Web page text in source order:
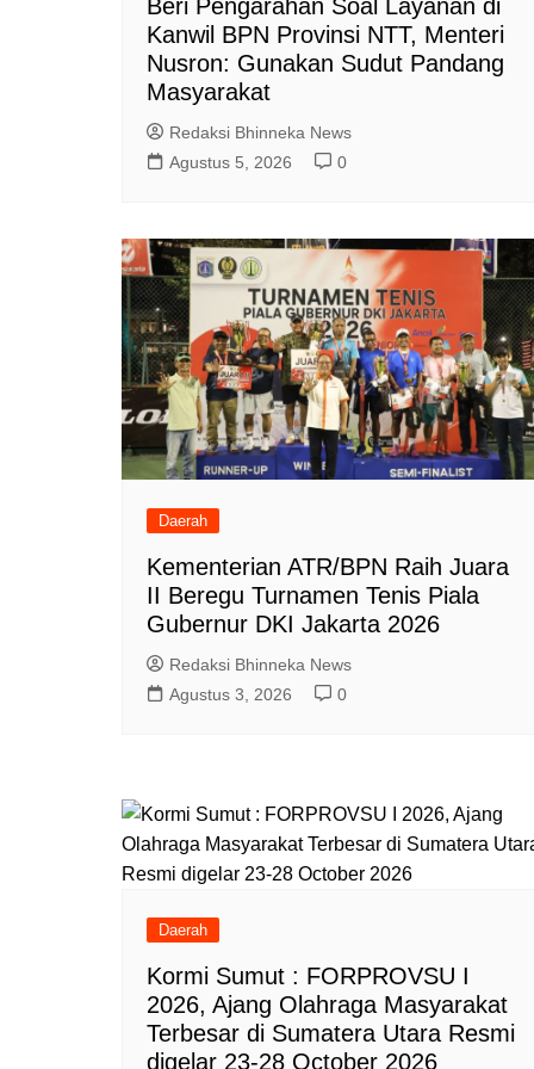
Beri Pengarahan Soal Layanan di
Kanwil BPN Provinsi NTT, Menteri
Nusron: Gunakan Sudut Pandang
Masyarakat
Redaksi Bhinneka News
Agustus 5, 2026
0
Daerah
Kementerian ATR/BPN Raih Juara
II Beregu Turnamen Tenis Piala
Gubernur DKI Jakarta 2026
Redaksi Bhinneka News
Agustus 3, 2026
0
Daerah
Kormi Sumut : FORPROVSU I
2026, Ajang Olahraga Masyarakat
Terbesar di Sumatera Utara Resmi
digelar 23-28 October 2026